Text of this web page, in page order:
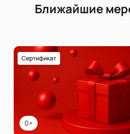
Ближайшие
0+
Сертификат